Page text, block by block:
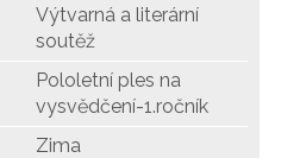
Výtvarná a literární
soutěž
Pololetní ples na
vysvědčení-1.ročník
Zima